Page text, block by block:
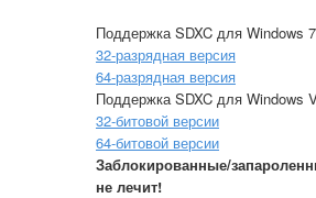
Поддержка SDXC для Windows 7
32-разрядная версия
64-разрядная версия
Поддержка SDXC для Windows
32-битовой версии
64-битовой версии
Заблокированные/
не лечит!